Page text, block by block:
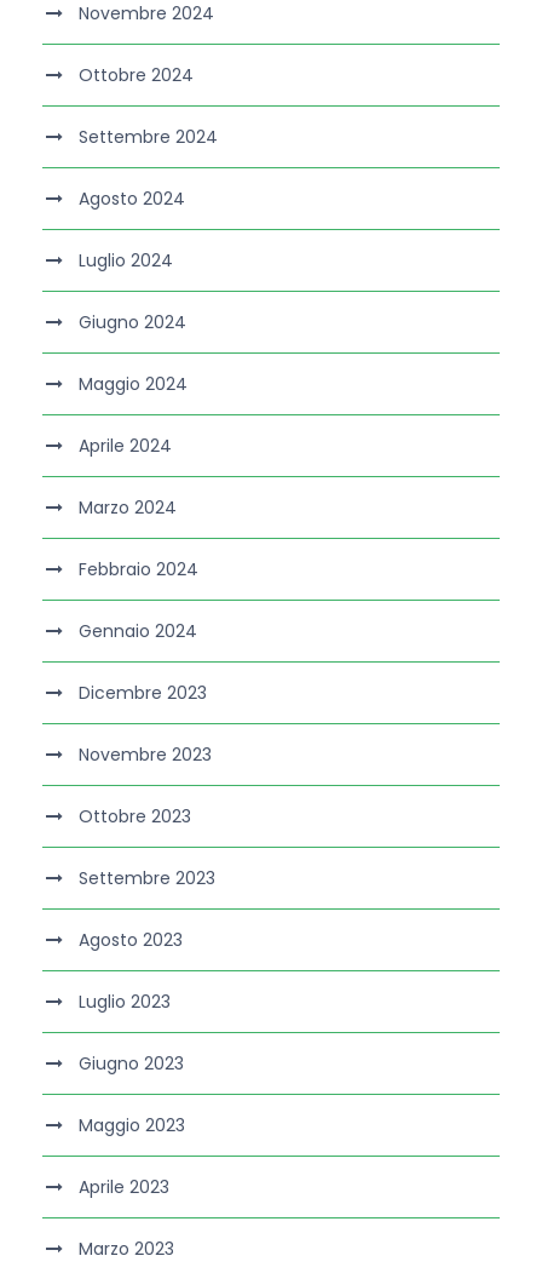
Novembre 2024
Ottobre 2024
Settembre 2024
Agosto 2024
Luglio 2024
Giugno 2024
Maggio 2024
Aprile 2024
Marzo 2024
Febbraio 2024
Gennaio 2024
Dicembre 2023
Novembre 2023
Ottobre 2023
Settembre 2023
Agosto 2023
Luglio 2023
Giugno 2023
Maggio 2023
Aprile 2023
Marzo 2023